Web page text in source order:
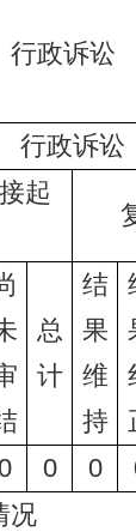
行政诉讼
行政诉讼
起
总
计
结
果
维
持
0 0
况